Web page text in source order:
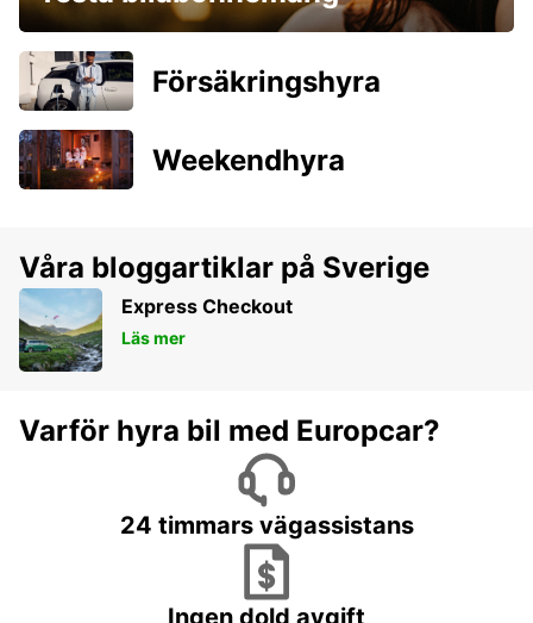
Försäkringshyra
Weekendhyra
Våra bloggartiklar på Sverige
Express Checkout
Läs mer
Varför hyra bil med Europcar?
24 timmars vägassistans